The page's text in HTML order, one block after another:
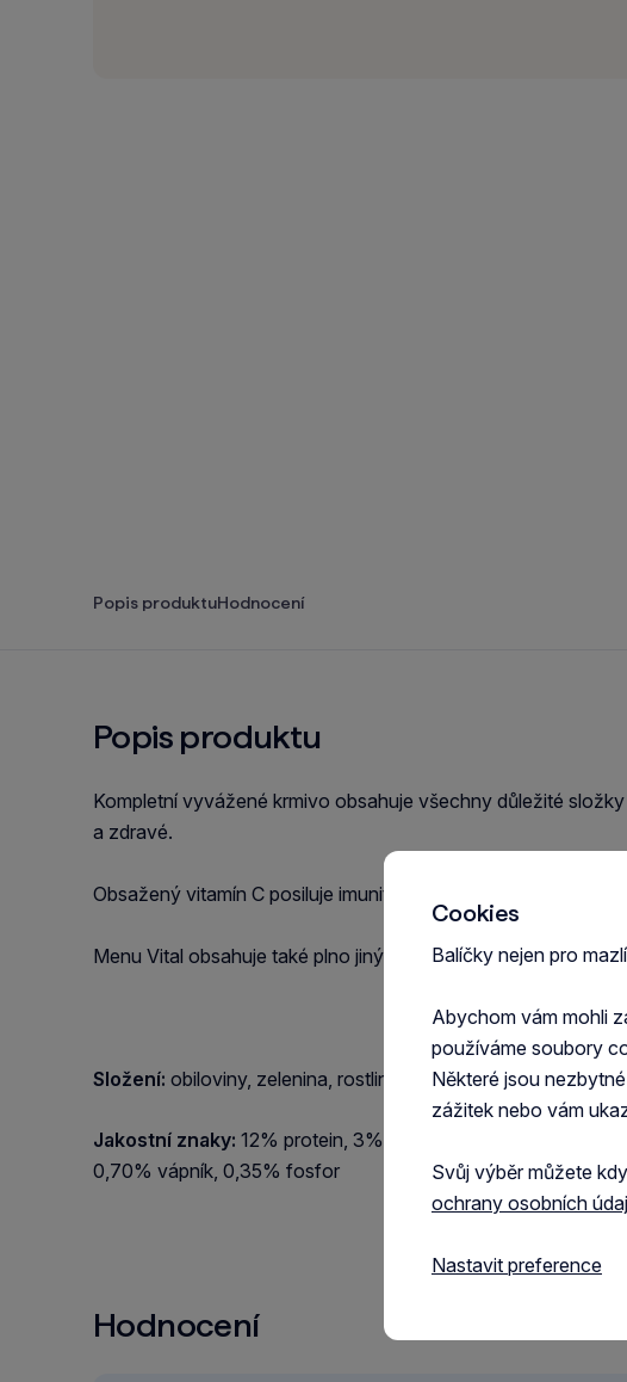
Popis produktuHodnocení
Popis produktu
Kompletní vyvážené krmivo obsahuje všechny důležité
a zdravé.
Obsažený vitamín C posiluje imunitu a odolnost vůči nemocem.
Menu Vital obsahuje také plno jiných a důležitých vitamínů
Složení: obiloviny, zelenina, rostlinné deriváty, třtinový cukr,
Jakostní znaky: 12% protein, 3% tuk, 9,5% vláknina, 3,5%
0,70% vápník, 0,35% fosfor
Hodnocení
Cookies
Balíčky nejen pro
Abychom vám mohli
používáme soubory
Některé jsou
zážitek nebo vám
Svůj výběr můžete
ochrany osobních
Nastavit preference